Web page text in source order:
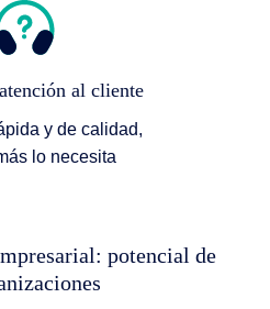
al cliente
y de calidad,
lo necesita
potencial de